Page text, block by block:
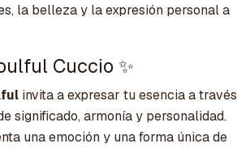
la belleza y la expresión personal a
Cuccio ✨
invita a expresar tu esencia a través
significado, armonía y personalidad.
una emoción y una forma única de